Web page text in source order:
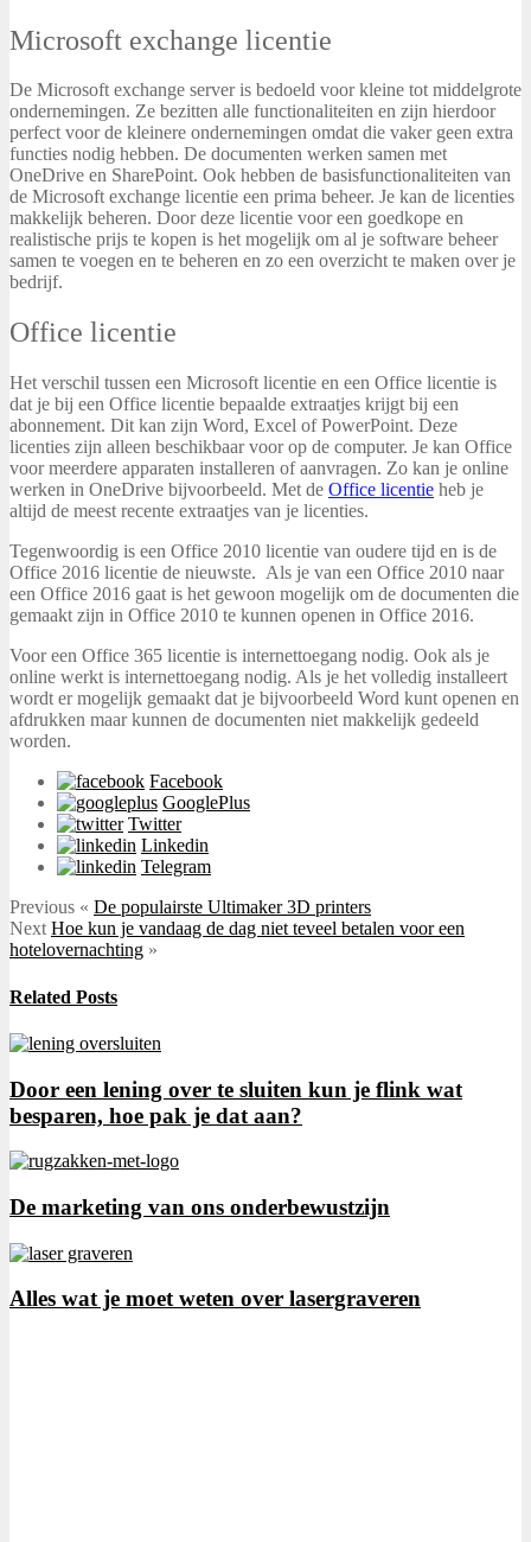
Microsoft exchange licentie
De Microsoft exchange server is bedoeld voor kleine tot middelgrote
ondernemingen. Ze bezitten alle functionaliteiten en zijn hierdoor
perfect voor de kleinere ondernemingen omdat die vaker geen extra
functies nodig hebben. De documenten werken samen met
OneDrive en SharePoint. Ook hebben de basisfunctionaliteiten van
de Microsoft exchange licentie een prima beheer. Je kan de licenties
makkelijk beheren. Door deze licentie voor een goedkope en
realistische prijs te kopen is het mogelijk om al je software beheer
samen te voegen en te beheren en zo een overzicht te maken over je
bedrijf.
Office licentie
Het verschil tussen een Microsoft licentie en een Office licentie is
dat je bij een Office licentie bepaalde extraatjes krijgt bij een
abonnement. Dit kan zijn Word, Excel of PowerPoint. Deze
licenties zijn alleen beschikbaar voor op de computer. Je kan Office
voor meerdere apparaten installeren of aanvragen. Zo kan je online
werken in OneDrive bijvoorbeeld. Met de Office licentie heb je
altijd de meest recente extraatjes van je licenties.
Tegenwoordig is een Office 2010 licentie van oudere tijd en is de
Office 2016 licentie de nieuwste. Als je van een Office 2010 naar
een Office 2016 gaat is het gewoon mogelijk om de documenten die
gemaakt zijn in Office 2010 te kunnen openen in Office 2016.
Voor een Office 365 licentie is internettoegang nodig. Ook als je
online werkt is internettoegang nodig. Als je het volledig installeert
wordt er mogelijk gemaakt dat je bijvoorbeeld Word kunt openen en
afdrukken maar kunnen de documenten niet makkelijk gedeeld
worden.
Facebook
GooglePlus
Twitter
Linkedin
Telegram
Previous « De populairste Ultimaker 3D printers
Next Hoe kun je vandaag de dag niet teveel betalen voor een
hotelovernachting »
Related Posts
Door een lening over te sluiten kun je flink wat
besparen, hoe pak je dat aan?
De marketing van ons onderbewustzijn
Alles wat je moet weten over lasergraveren